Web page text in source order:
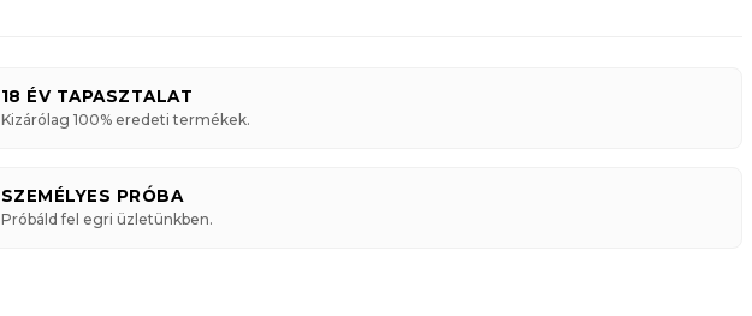
18 ÉV TAPASZTALAT
Kizárólag 100% eredeti termékek.
SZEMÉLYES PRÓBA
Próbáld fel egri üzletünkben.